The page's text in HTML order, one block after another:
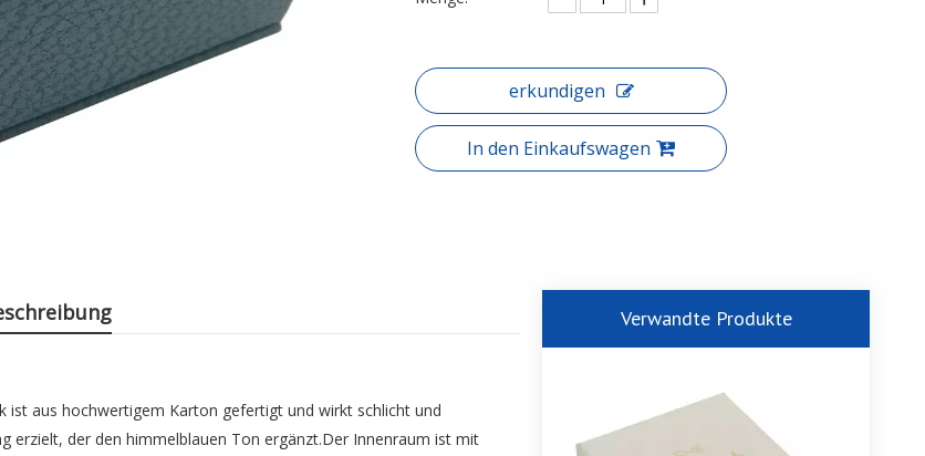
erkundigen
In den Einkaufswagen
ist aus hochwertigem Karton gefertigt und wirkt schlicht und
erzielt, der den himmelblauen Ton ergänzt.Der Innenraum ist mit
Verwandte Produkte